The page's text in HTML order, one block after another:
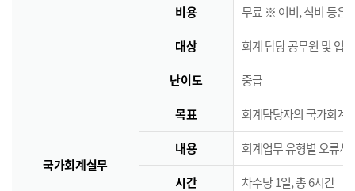
비용 무료 ※ 여비, 식비 등은
국가회계실무
대상 회계 담당 공무원 및 업
난이도 중급
목표 회계담당자의 국가회계
내용 회계업무 유형별 오류사
시간 차수당 1일, 총 6시간